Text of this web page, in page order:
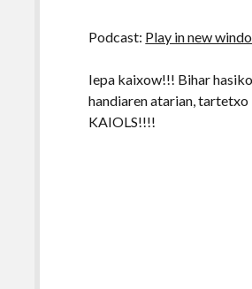
Podcast: Play in new
Iepa kaixow!!! Bihar
handiaren atarian,
KAIOLS!!!!